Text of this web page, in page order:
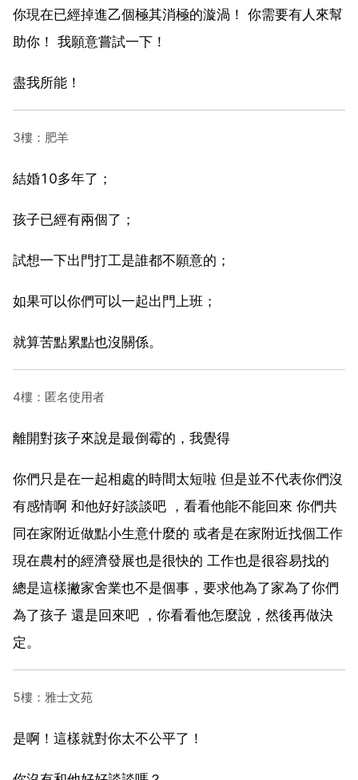
你現在已經掉進乙個極其消極的漩渦！ 你需要有人來幫
助你！ 我願意嘗試一下！
盡我所能！
3樓：肥羊
結婚10多年了；
孩子已經有兩個了；
試想一下出門打工是誰都不願意的；
如果可以你們可以一起出門上班；
就算苦點累點也沒關係。
4樓：匿名使用者
離開對孩子來說是最倒霉的，我覺得
你們只是在一起相處的時間太短啦 但是並不代表你們沒
有感情啊 和他好好談談吧 ，看看他能不能回來 你們共
同在家附近做點小生意什麼的 或者是在家附近找個工作
現在農村的經濟發展也是很快的 工作也是很容易找的
總是這樣撇家舍業也不是個事，要求他為了家為了你們
為了孩子 還是回來吧 ，你看看他怎麼說，然後再做決
定。
5樓：雅士文苑
是啊！這樣就對你太不公平了！